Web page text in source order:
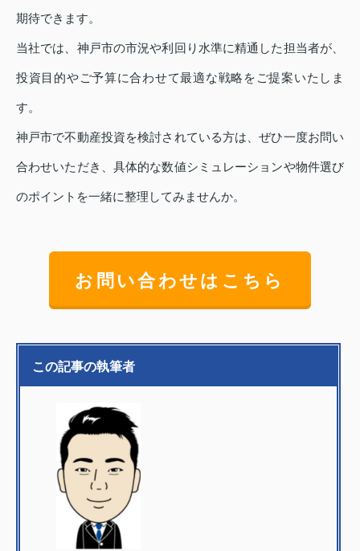
期待できます。
当社では、神戸市の市況や利回り水準に精通した担当者が、
投資目的やご予算に合わせて最適な戦略をご提案いたしま
す。
神戸市で不動産投資を検討されている方は、ぜひ一度お問い
合わせいただき、具体的な数値シミュレーションや物件選び
のポイントを一緒に整理してみませんか。
お問い合わせはこちら
この記事の執筆者